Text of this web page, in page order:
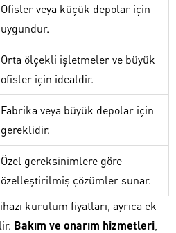
Ofisler veya küçük depolar için
uygundur.
Orta ölçekli işletmeler ve büyük
ofisler için idealdir.
Fabrika veya büyük depolar için
gereklidir.
Özel gereksinimlere göre
özelleştirilmiş çözümler sunar.
kurulum fiyatları, ayrıca ek
Bakım ve onarım hizmetleri